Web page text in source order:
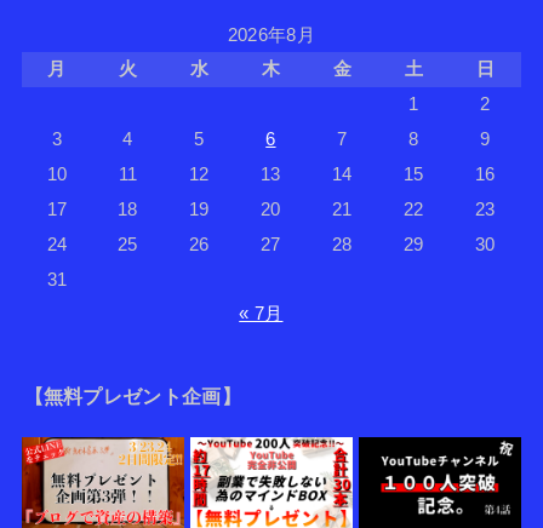
2026年8月
月
火 水 木 金 土
日
1
2
3
4 5 6 7 8
9
10
11 12 13 14 15
16
17
18 19 20 21 22
23
24
25 26 27 28 29
30
31
« 7月
【無料プレゼント企画】